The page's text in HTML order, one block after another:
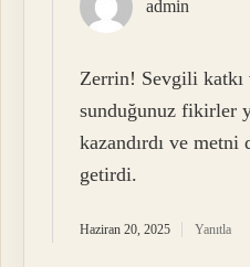
admin
Zerrin! Sevgili katkı
sunduğunuz fikirler
kazandırdı ve metni
getirdi.
Haziran 20, 2025 Yanıtla